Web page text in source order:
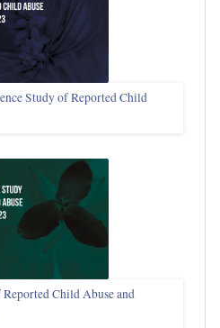
Study of Reported Child
Child Abuse and